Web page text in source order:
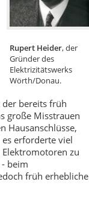
Rupert Heider, der
Gründer des
Elektrizitätswerks
Wörth/Donau.
bereits früh
große Misstrauen
Hausanschlüsse,
erforderte viel
Elektromotoren zu
beim
früh erhebliche